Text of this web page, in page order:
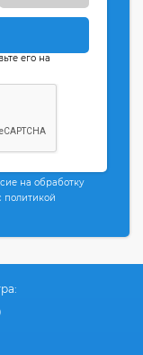
его на
на обработку
политикой